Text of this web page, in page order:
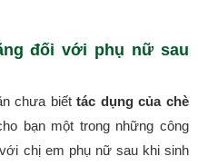
đối với phụ nữ sau
chưa biếttác dụng của chè
bạn một trong những công
chị em phụ nữ sau khi sinh